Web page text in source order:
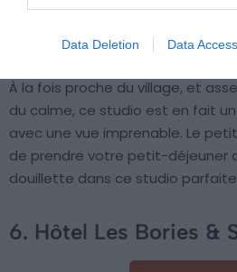
Data Deletion Data Access
Vous voyagez en couple et vous
à Gordes ?
À la fois proche du village, et
du calme, ce studio est en fait
avec une vue imprenable. Le
de prendre votre petit-déjeuner
douillette dans ce studio
6. Hôtel Les Bories &